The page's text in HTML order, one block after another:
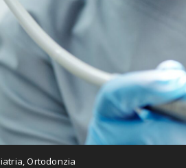
,Ortodonzia